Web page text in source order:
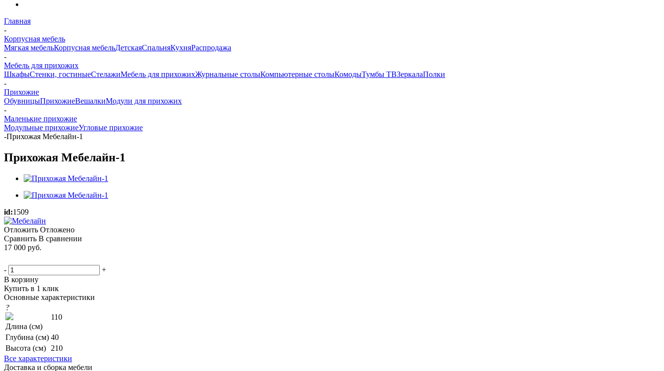
Главная
-
Корпусная мебель
Мягкая мебельКорпусная мебельДетскаяСпальняКухняРаспродажа
-
Мебель для прихожих
ШкафыСтенки, гостиныеСтелажиМебель для прихожихЖурнальные столыКомпьютерные столыКомодыТумбы ТВЗеркалаПолки
-
Прихожие
ОбувницыПрихожиеВешалкиМодули для прихожих
-
Маленькие прихожие
Модульные прихожиеУгловые прихожие
-Прихожая Мебелайн-1
Прихожая Мебелайн-1
id:1509
Отложить Отложено
Сравнить В сравнении
17 000 руб.
-
+
В корзину
Купить в 1 клик
Основные характеристики
?
Длина (см)
110
Глубина (см) 40
Высота (см)
210
Все характеристики
Доставка и сборка мебели